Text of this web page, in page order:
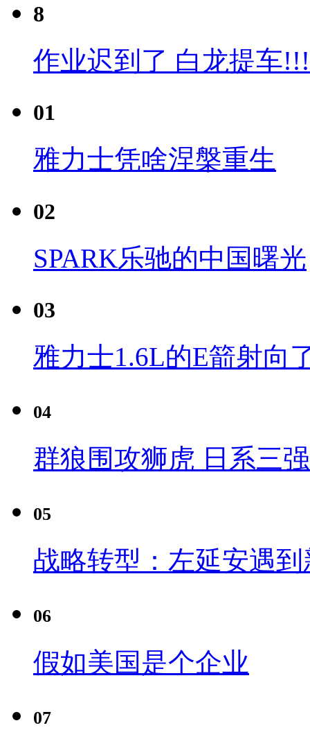
8
作业迟到了 白龙提车
01
雅力士凭啥涅槃重生
02
SPARK乐驰的中国曙光
03
雅力士1.6L的E箭射向
04
群狼围攻狮虎 日系三
05
战略转型：左延安遇
06
假如美国是个企业
07